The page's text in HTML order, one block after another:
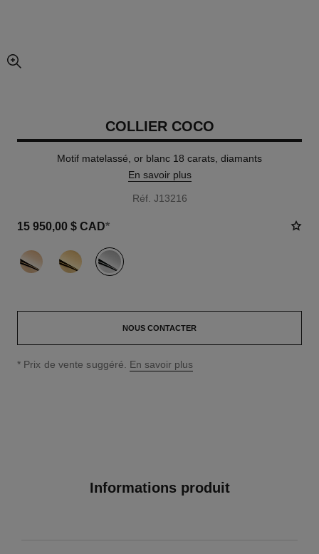
agrandissement
COLLIER COCO
Motif matelassé, or blanc 18 carats, diamants
En savoir plus
Réf. J13216
15 950,00 $ CAD*
variante (3)
NOUS CONTACTER
↩
* Prix de vente suggéré. En savoir plus
Informations produit